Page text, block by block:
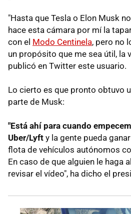
"Hasta que Tesla o Elon Musk
hace esta cámara por mí la
con el Modo Centinela, pero no
un propósito que me sea útil, la
publicó en Twitter este usuario.
Lo cierto es que pronto obtuvo
parte de Musk:
"Está ahí para cuando
Uber/Lyft y la gente pueda
flota de vehículos autónomos
En caso de que alguien le haga
revisar el vídeo", ha dicho el